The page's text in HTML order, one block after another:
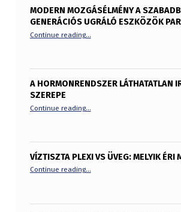
MODERN MOZGÁSÉLMÉNY A
GENERÁCIÓS UGRÁLÓ ESZKÖZÖK
Continue reading…
A HORMONRENDSZER LÁTHATATLAN
SZEREPE
Continue reading…
VÍZTISZTA PLEXI VS ÜVEG: MELYIK ÉRI
Continue reading
“Víztiszta plexi vs üveg:
…